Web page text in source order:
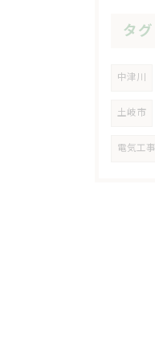
タグ
中津川
土岐市
電気工事